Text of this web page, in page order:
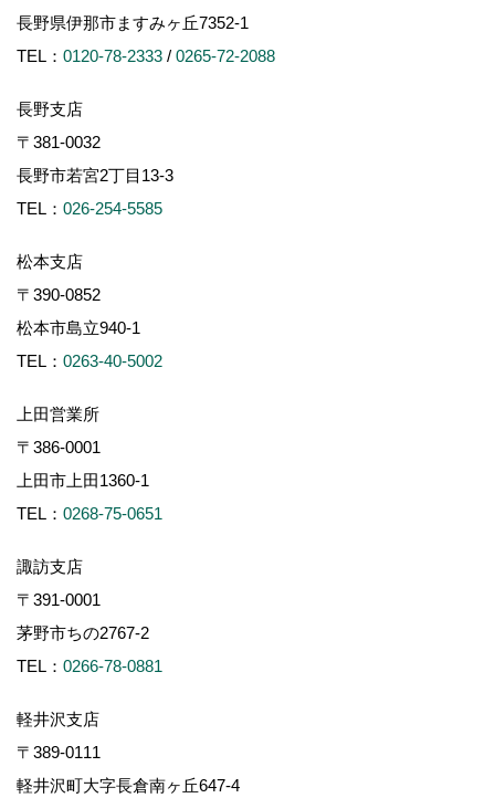
長野県伊那市ますみヶ丘7352-1
TEL： 0120-78-2333 / 0265-72-2088
長野支店
〒381-0032
長野市若宮2丁目13-3
TEL： 026-254-5585
松本支店
〒390-0852
松本市島立940-1
TEL： 0263-40-5002
上田営業所
〒386-0001
上田市上田1360-1
TEL： 0268-75-0651
諏訪支店
〒391-0001
茅野市ちの2767-2
TEL： 0266-78-0881
軽井沢支店
〒389-0111
軽井沢町大字長倉南ヶ丘647-4